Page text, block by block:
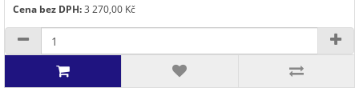
Cena bez DPH:3 270,00 Kč